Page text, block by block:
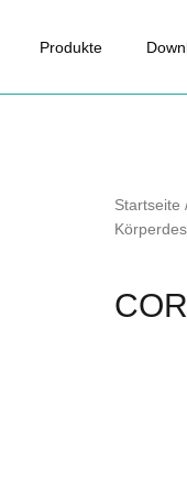
Produkte
Startseite